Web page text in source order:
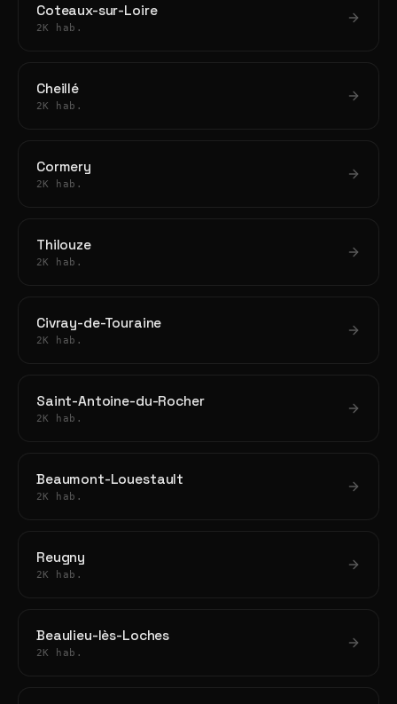
Coteaux-sur-Loire
2K hab.
Cheillé
2K hab.
Cormery
2K hab.
Thilouze
2K hab.
Civray-de-Touraine
2K hab.
Saint-Antoine-du-Rocher
2K hab.
Beaumont-Louestault
2K hab.
Reugny
2K hab.
Beaulieu-lès-Loches
2K hab.